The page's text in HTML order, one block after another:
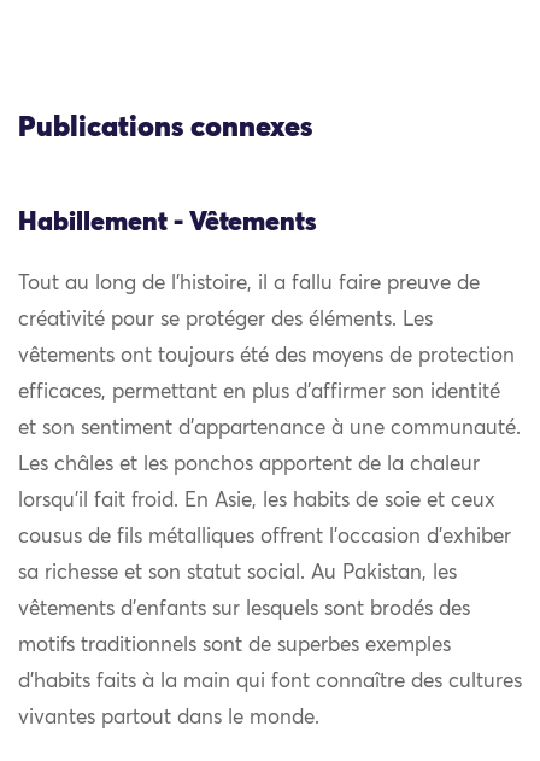
Publications connexes
Habillement - Vêtements
Tout au long de l’histoire, il a fallu faire preuve de
créativité pour se protéger des éléments. Les
vêtements ont toujours été des moyens de protection
efficaces, permettant en plus d’affirmer son identité
et son sentiment d’appartenance à une communauté.
Les châles et les ponchos apportent de la chaleur
lorsqu’il fait froid. En Asie, les habits de soie et ceux
cousus de fils métalliques offrent l’occasion d’exhiber
sa richesse et son statut social. Au Pakistan, les
vêtements d’enfants sur lesquels sont brodés des
motifs traditionnels sont de superbes exemples
d’habits faits à la main qui font connaître des cultures
vivantes partout dans le monde.